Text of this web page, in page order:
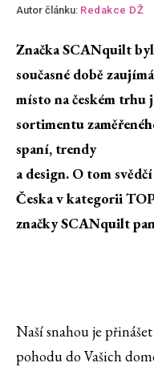
Autor článku: Redakce DŽ
Značka SCANquilt
současné době
místo na českém trhu
sortimentu
spaní, trendy
a design. O tom
Česka v kategorii
značky SCANquilt
Naší snahou je
pohodu do Vašich